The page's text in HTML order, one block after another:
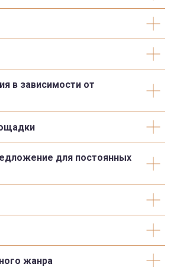
в зависимости от
для постоянных
жанра